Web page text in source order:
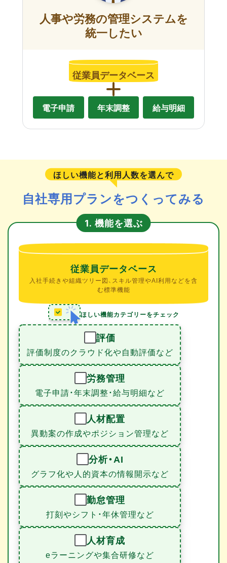
人事や労務の管理システムを
統一したい
従業員データベース
電子申請 年末調整 給与明細
ほしい機能と利用人数を選んで
自社専用プランをつくってみる
1. 機能を選ぶ
従業員データベース
入社手続きや組織ツリー図、スキル管理やAI利用などを含
む標準機能
ほしい機能カテゴリーをチェック
評価
評価制度のクラウド化や自動評価など
労務管理
電子申請・年末調整・給与明細など
人材配置
異動案の作成やポジション管理など
分析・AI
グラフ化や人的資本の情報開示など
勤怠管理
打刻やシフト・年休管理など
人材育成
eラーニングや集合研修など